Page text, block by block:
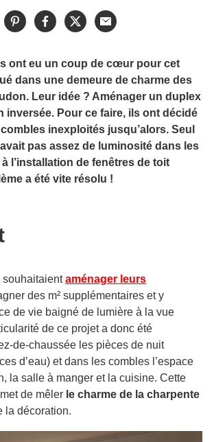
ont eu un coup de cœur pour cet
dans une demeure de charme des
Leur idée ? Aménager un duplex
inversée. Pour ce faire, ils ont décidé
inexploités jusqu’alors. Seul
pas assez de luminosité dans les
l’installation de fenêtres de toit
a été vite résolu !
souhaitaientaménager leurs
des m² supplémentaires et y
de vie baigné de lumière à la vue
de ce projet a donc été
de-chaussée les pièces de nuit
d’eau) et dans les combles l’espace
la salle à manger et la cuisine. Cette
de mêler le charme de la charpente
la décoration.